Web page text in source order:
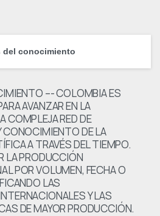
del conocimiento
–- COLOMBIA ES
AVANZAR EN LA
COMPLEJA RED DE
CONOCIMIENTO DE LA
A TRAVÉS DEL TIEMPO.
LA PRODUCCIÓN
POR VOLUMEN, FECHA O
LAS
Y LAS
DE MAYOR PRODUCCIÓN.